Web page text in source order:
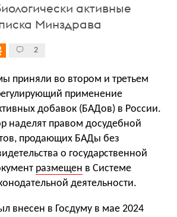
активные
Минздрава
2
приняли во втором и третьем
применение
добавок (БАДов) в России.
наделят правом досудебной
продающих БАДы без
о государственной
размещен в Системе
деятельности.
внесен в Госдуму в мае 2024